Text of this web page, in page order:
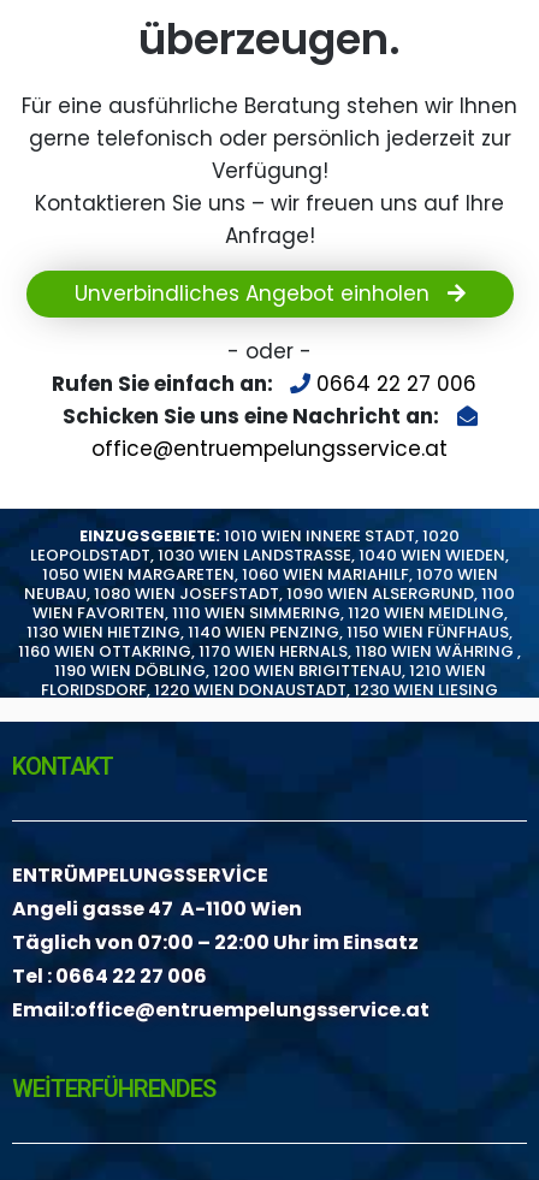
überzeugen.
Für eine ausführliche Beratung stehen wir Ihnen
gerne telefonisch oder persönlich jederzeit zur
Verfügung!
Kontaktieren Sie uns – wir freuen uns auf Ihre
Anfrage!
Unverbindliches Angebot einholen
- oder -
Rufen Sie einfach an:
0664 22 27 006
Schicken Sie uns eine Nachricht an:
office@entruempelungsservice.at
EINZUGSGEBIETE:1010 WIEN INNERE STADT,1020
LEOPOLDSTADT,1030 WIEN LANDSTRASSE,1040 WIEN WIEDEN,
1050 WIEN MARGARETEN,1060 WIEN MARIAHILF,1070 WIEN
NEUBAU,1080 WIEN JOSEFSTADT,1090 WIEN ALSERGRUND,1100
WIEN FAVORITEN,1110 WIEN SIMMERING,1120 WIEN MEIDLING,
1130 WIEN HIETZING,1140 WIEN PENZING,1150 WIEN FÜNFHAUS,
1160 WIEN OTTAKRING,1170 WIEN HERNALS,1180 WIEN WÄHRING ,
1190 WIEN DÖBLING,1200 WIEN BRIGITTENAU,1210 WIEN
FLORIDSDORF,1220 WIEN DONAUSTADT,1230 WIEN LIESING
KONTAKT
ENTRÜMPELUNGSSERVİCE
Angeli gasse 47 A-1100 Wien
Täglich von 07:00 – 22:00 Uhr im Einsatz
Tel :0664 22 27 006
Email:office@entruempelungsservice.at
WEİTERFÜHRENDES